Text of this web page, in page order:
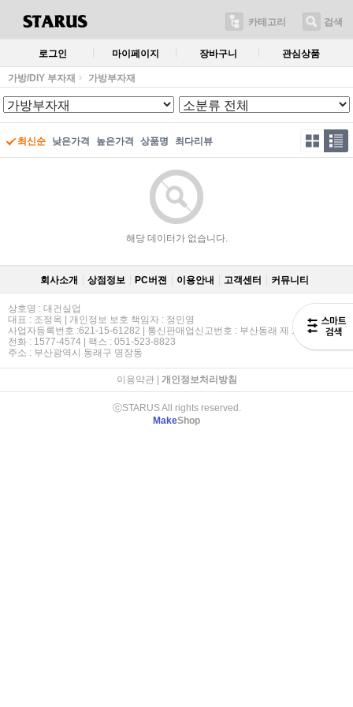
카테고리 검색
로그인 마이페이지 장바구니 관심상품
가방/DIY 부자재 가방부자재
최신순 낮은가격 높은가격 상품명 최다리뷰
해당 데이터가 없습니다.
회사소개 상점정보 PC버젼 이용안내 고객센터 커뮤니티
상호명 : 대건실업
대표 : 조정옥 | 개인정보 보호 책임자 : 정민영
사업자등록번호 :621-15-61282 | 통신판매업신고번호 : 부산동래 제 114호
전화 : 1577-4574 | 팩스 : 051-523-8823
주소 : 부산광역시 동래구 명장동
이용약관| 개인정보처리방침
ⓒSTARUS All rights reserved.
MakeShop